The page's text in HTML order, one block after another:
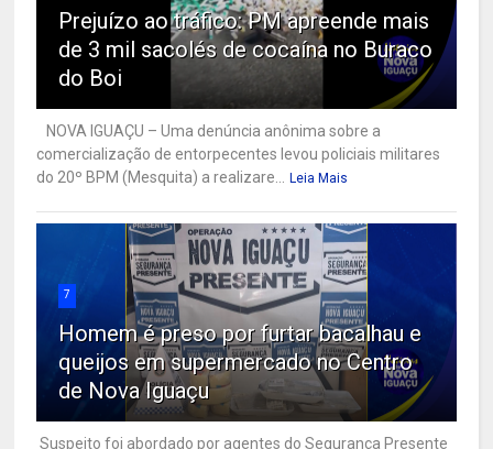
Prejuízo ao tráfico: PM apreende mais
de 3 mil sacolés de cocaína no Buraco
do Boi
NOVA IGUAÇU – Uma denúncia anônima sobre a
comercialização de entorpecentes levou policiais militares
do 20º BPM (Mesquita) a realizare...
Leia Mais
7
Homem é preso por furtar bacalhau e
queijos em supermercado no Centro
de Nova Iguaçu
Suspeito foi abordado por agentes do Segurança Presente